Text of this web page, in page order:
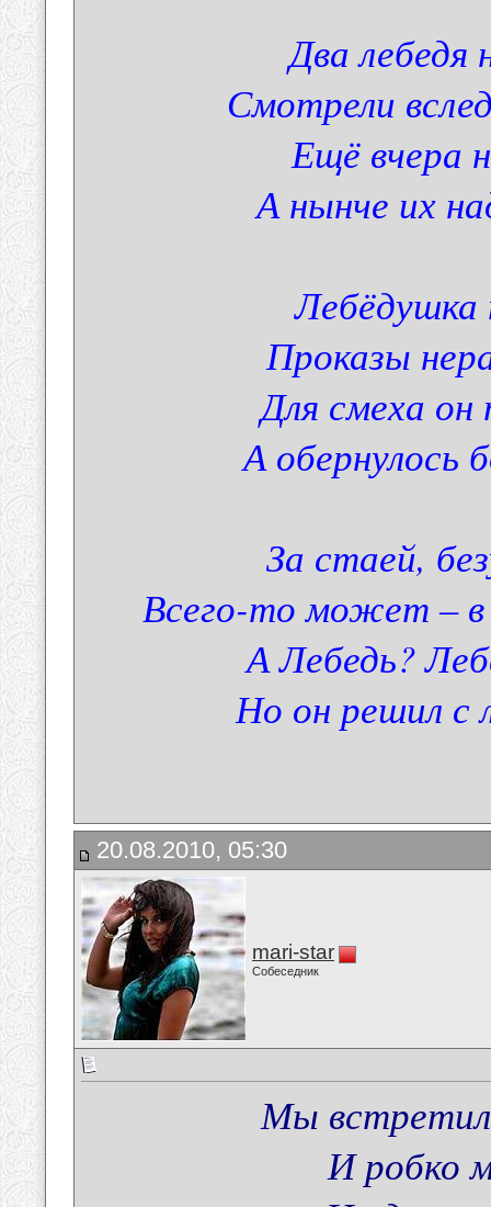
Два лебедя
Смотрели
Ещё вчера
А нынче их
Лебёдушка
Проказы
Для смеха он
А обернулось
За стаей,
Всего-то может – в
А Лебедь?
Но он решил с
20.08.2010, 05:30
mari-star
Собеседник
Мы
И робко